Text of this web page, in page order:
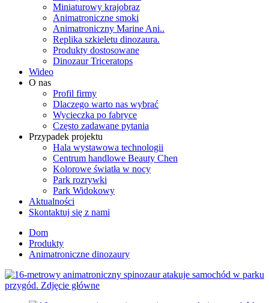
Miniaturowy krajobraz
Animatroniczne smoki
Animatroniczny Marine Ani..
Replika szkieletu dinozaura.
Produkty dostosowane
Dinozaur Triceratops
Wideo
O nas
Profil firmy
Dlaczego warto nas wybrać
Wycieczka po fabryce
Często zadawane pytania
Przypadek projektu
Hala wystawowa technologii
Centrum handlowe Beauty Chen
Kolorowe światła w nocy
Park rozrywki
Park Widokowy
Aktualności
Skontaktuj się z nami
Dom
Produkty
Animatroniczne dinozaury